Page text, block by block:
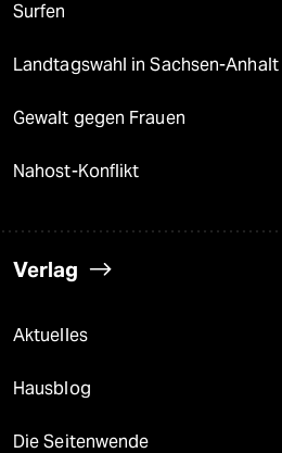
Surfen
Landtagswahl in Sachsen-Anhalt
Gewalt gegen Frauen
Nahost-Konflikt
Verlag
Aktuelles
Hausblog
Die Seitenwende